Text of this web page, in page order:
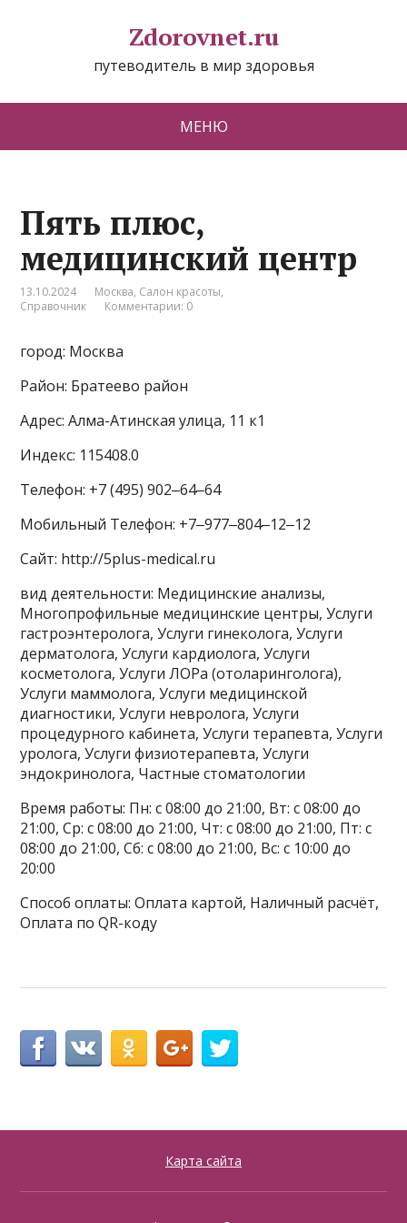
Zdorovnet.ru
путеводитель в мир здоровья
МЕНЮ
Пять плюс,
медицинский центр
13.10.2024 Москва, Салон красоты,
Справочник
Комментарии: 0
город: Москва
Район: Братеево район
Адрес: Алма-Атинская улица, 11 к1
Индекс: 115408.0
Телефон: +7 (495) 902‒64‒64
Мобильный Телефон: +7‒977‒804‒12‒12
Сайт: http://5plus-medical.ru
вид деятельности: Медицинские анализы,
Многопрофильные медицинские центры, Услуги
гастроэнтеролога, Услуги гинеколога, Услуги
дерматолога, Услуги кардиолога, Услуги
косметолога, Услуги ЛОРа (отоларинголога),
Услуги маммолога, Услуги медицинской
диагностики, Услуги невролога, Услуги
процедурного кабинета, Услуги терапевта, Услуги
уролога, Услуги физиотерапевта, Услуги
эндокринолога, Частные стоматологии
Время работы: Пн: с 08:00 до 21:00, Вт: с 08:00 до
21:00, Ср: с 08:00 до 21:00, Чт: с 08:00 до 21:00, Пт: с
08:00 до 21:00, Сб: с 08:00 до 21:00, Вс: с 10:00 до
20:00
Способ оплаты: Оплата картой, Наличный расчёт,
Оплата по QR-коду
Карта сайта